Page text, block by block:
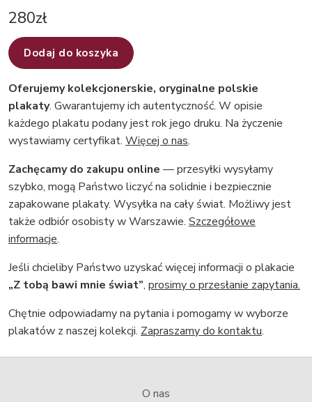
280zł
Dodaj do koszyka
Oferujemy kolekcjonerskie, oryginalne polskie
plakaty. Gwarantujemy ich autentyczność. W opisie
każdego plakatu podany jest rok jego druku. Na życzenie
wystawiamy certyfikat. Więcej o nas.
Zachęcamy do zakupu online — przesyłki wysyłamy
szybko, mogą Państwo liczyć na solidnie i bezpiecznie
zapakowane plakaty. Wysyłka na cały świat. Możliwy jest
także odbiór osobisty w Warszawie. Szczegółowe
informacje.
Jeśli chcieliby Państwo uzyskać więcej informacji o plakacie
„Z tobą bawi mnie świat”, prosimy o przesłanie zapytania.
Chętnie odpowiadamy na pytania i pomogamy w wyborze
plakatów z naszej kolekcji. Zapraszamy do kontaktu.
O nas